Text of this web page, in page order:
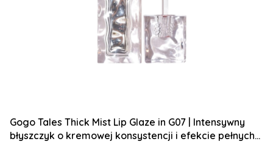
Gogo Tales Thick Mist Lip Glaze in G07 | Intensywny
błyszczyk o kremowej konsystencji i efekcie pełnych